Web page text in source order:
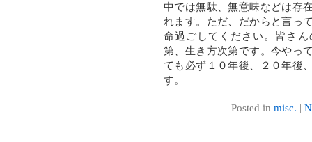
中では無駄、無意味などは存
れます。ただ、だからと言っ
命過ごしてください。皆さ
第、生き方次第です。今やっ
ても必ず１０年後、２０年後
す。
Posted in misc. |